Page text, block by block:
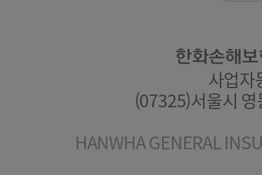
한화손해
사업
(07325)서울시
HANWHA GENERAL